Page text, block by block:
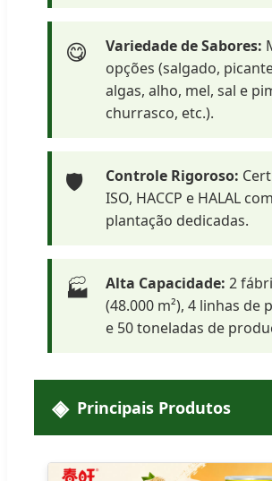
😋 Variedade de Sabores:
opções (salgado,
algas, alho, mel, sal e
churrasco, etc.).
🛡️ Controle Rigoroso:
ISO, HACCP e HALAL
plantação dedicadas.
🏭 Alta Capacidade: 2
(48.000 m²), 4 linhas de
e 50 toneladas de
Principais Produtos